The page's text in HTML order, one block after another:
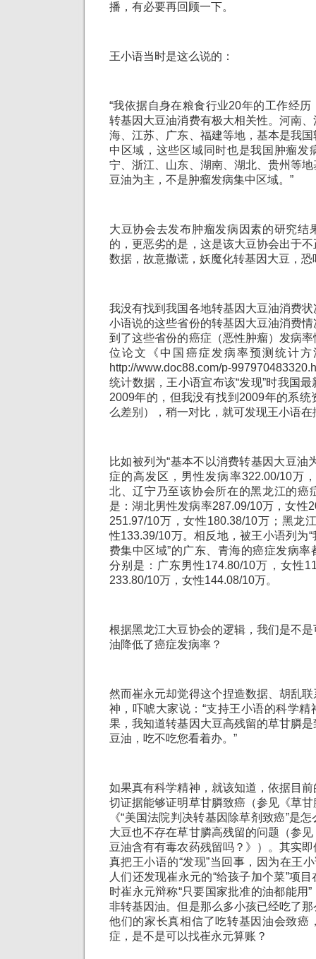
播，有必要再回顾一下。
王小语当时是这么说的：
“我依据自身在粮食行业20年的工作经
转基因大豆油消费有极大相关性。河南
海、江苏、广东、福建等地，基本是我
中区域，这些区域同时也是我国肿瘤发
宁、浙江、山东、湖南、湖北、贵州等
豆油为主，不是肿瘤发病集中区域。”
大豆协会去发布肿瘤发病因素的研究结
的，更恶劣的是，这是该大豆协会出于
数据，故意撒谎，妖魔化转基因大豆，
我没有找到我国各地转基因大豆油消费
小语说的这些省份的转基因大豆油消费
到了这些省份的癌症（恶性肿瘤）发病
位论文《中国癌症发病率预测统计
http://www.doc88.com/p-
统计数据，王小语宣布该“发现”时我国
2009年的，但我没有找到2009年的系统
么差别），稍一对比，就可发现王小语在
比如被列为“基本不以消费转基因大豆油
症的高发区，男性发病率322.00/10万
北、辽宁乃至该协会所在的黑龙江的癌
是：湖北男性发病率287.09/10万，女性
251.97/10万，女性180.38/10万；黑龙
性133.39/10万。相反地，被王小语列为
费集中区域”的广东、青海的癌症发病
分别是：广东男性174.80/10万，女性
233.80/10万，女性144.08/10万。
根据黑龙江大豆协会的逻辑，我们是不
油降低了癌症发病率？
然而崔永元却觉得这个捏造数据、胡乱
神，吓唬大家说：“支持王小语的科学
果，我知道转基因大豆高残留的草甘膦
豆油，吃不吃您看着办。”
如果真有科学精神，就该知道，依据目
切证据能够证明草甘膦致癌（参见《草
《“美国法院判决转基因除草剂致癌”是
大豆也不存在草甘膦高残留的问题（参
豆油含有有毒农药残留吗？》）。其实
真把王小语的“发现”当回事，因为在王
人们还发现崔永元的“给孩子加个菜”项
时崔永元辩称“只要国家批准的油都能用
非转基因油。但是那么多小孩已经吃了
他们的家长真相信了吃转基因油会致癌
症，是不是可以找崔永元算账？